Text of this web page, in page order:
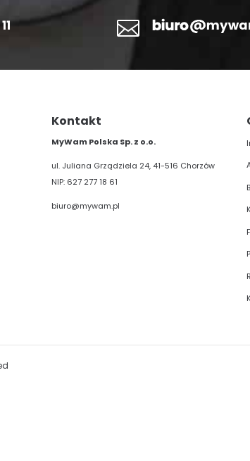

Kontakt
MyWam Polska Sp. z o.o.
ul. Juliana Grządziela 24, 41-516 Chorzów
NIP: 627 277 18 61
biuro@mywam.pl